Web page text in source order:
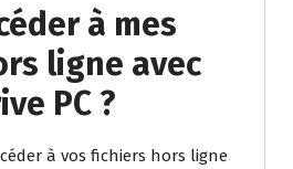
à mes
ligne avec
PC ?
à vos fichiers hors ligne